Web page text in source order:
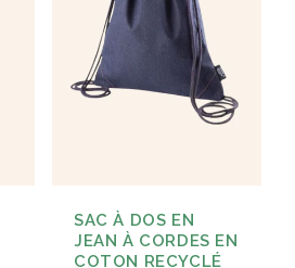
SAC À DOS EN
JEAN À CORDES EN
COTON RECYCLÉ